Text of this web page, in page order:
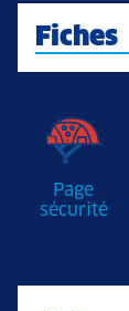
Fiches
Page
sécurité